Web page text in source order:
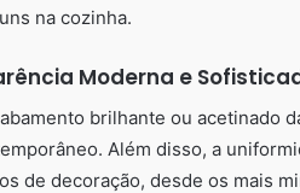
na cozinha.
Moderna e
brilhante ou acetinado
Além disso, a
de decoração, desde os mais